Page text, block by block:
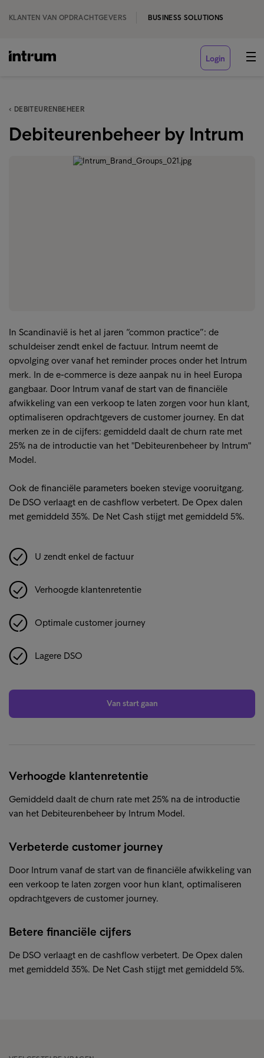
KLANTEN VAN OPDRACHTGEVERS BUSINESS SOLUTIONS
Login
‹ DEBITEURENBEHEER
Debiteurenbeheer by Intrum
In Scandinavië is het al jaren “common practice”: de
schuldeiser zendt enkel de factuur. Intrum neemt de
opvolging over vanaf het reminder proces onder het Intrum
merk. In de e-commerce is deze aanpak nu in heel Europa
gangbaar. Door Intrum vanaf de start van de financiële
afwikkeling van een verkoop te laten zorgen voor hun klant,
optimaliseren opdrachtgevers de customer journey. En dat
merken ze in de cijfers: gemiddeld daalt de churn rate met
25% na de introductie van het "Debiteurenbeheer by Intrum"
Model.
Ook de financiële parameters boeken stevige vooruitgang.
De DSO verlaagt en de cashflow verbetert. De Opex dalen
met gemiddeld 35%. De Net Cash stijgt met gemiddeld 5%.
U zendt enkel de factuur
Verhoogde klantenretentie
Optimale customer journey
Lagere DSO
Van start gaan
Verhoogde klantenretentie
Gemiddeld daalt de churn rate met 25% na de introductie
van het Debiteurenbeheer by Intrum Model.
Verbeterde customer journey
Door Intrum vanaf de start van de financiële afwikkeling van
een verkoop te laten zorgen voor hun klant, optimaliseren
opdrachtgevers de customer journey.
Betere financiële cijfers
De DSO verlaagt en de cashflow verbetert. De Opex dalen
met gemiddeld 35%. De Net Cash stijgt met gemiddeld 5%.